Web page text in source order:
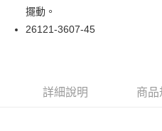
相關說明
1.本服務由台灣大哥大提供，台灣大
3.實際核准額度、可分期數及費用金
4.訂單成立30分鐘內，如未前往確認
ATM付款
全家取貨付款
擺動。
26121-3607-45
詳細說明 商品